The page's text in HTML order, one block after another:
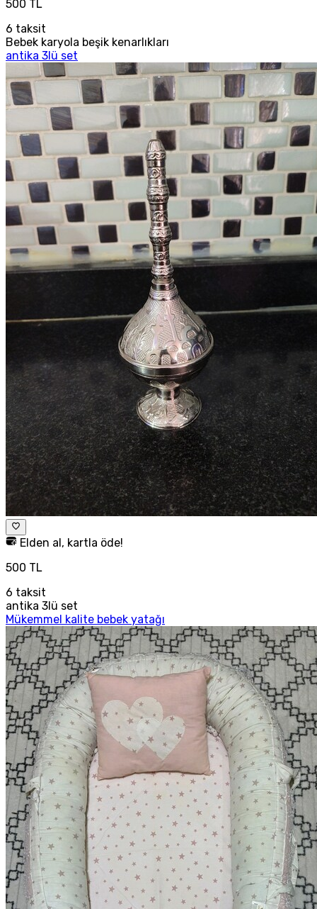
500 TL
6 taksit
Bebek karyola beşik kenarlıkları
antika 3lü set
Elden al, kartla öde!
500 TL
6 taksit
antika 3lü set
Mükemmel kalite bebek yatağı